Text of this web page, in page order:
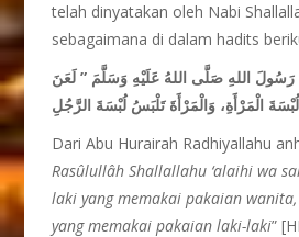
telah dinyatakan oleh Nabi
sebagaimana di dalam hadits
اللهِ صَلَّى اللهُ عَلَيْهِ وَسَلَّمَ ” لَعَنَ
الْمَرْأَةِ، وَالْمَرْأَةَ تَلْبَسُ لُبْسَةَ الرَّجُلِ
Dari Abu Hurairah Radhiyallahu
Rasûlullâh Shallallahu ‘alaihi wa
laki yang memakai pakaian
yang memakai pakaian laki-laki”